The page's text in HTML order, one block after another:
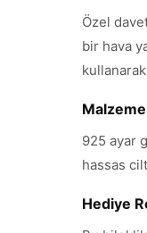
Özel
bir hava
925 ayar
hassas
Hediye